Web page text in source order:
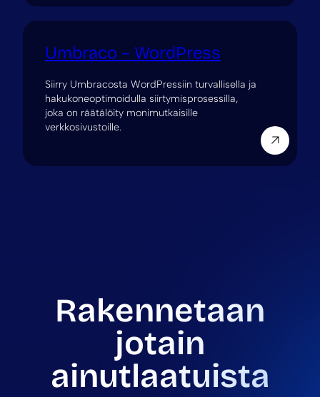
Umbraco – WordPress
Siirry Umbracosta WordPressiin turvallisella ja
hakukoneoptimoidulla siirtymisprosessilla,
joka on räätälöity monimutkaisille
verkkosivustoille.
Rakennetaan
jotain
ainutlaatuista